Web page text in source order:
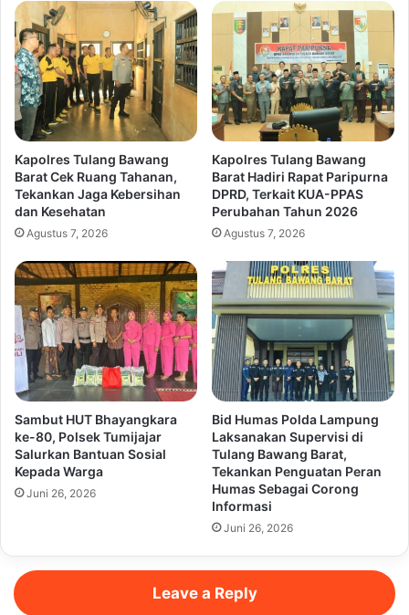
Kapolres Tulang Bawang
Barat Cek Ruang Tahanan,
Tekankan Jaga Kebersihan
dan Kesehatan
Agustus 7, 2026
Kapolres Tulang Bawang
Barat Hadiri Rapat Paripurna
DPRD, Terkait KUA-PPAS
Perubahan Tahun 2026
Agustus 7, 2026
Sambut HUT Bhayangkara
ke-80, Polsek Tumijajar
Salurkan Bantuan Sosial
Kepada Warga
Juni 26, 2026
Bid Humas Polda Lampung
Laksanakan Supervisi di
Tulang Bawang Barat,
Tekankan Penguatan Peran
Humas Sebagai Corong
Informasi
Juni 26, 2026
Leave a Reply